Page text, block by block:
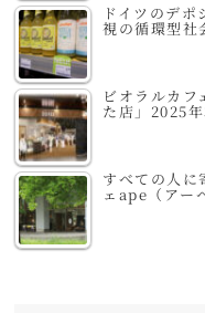
ドイツのデ
視の循環型社
ビオラルカフ
た店」2025
すべての人に
ェape（アー